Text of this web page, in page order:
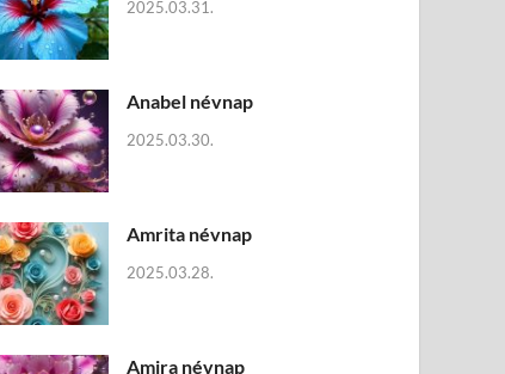
2025.03.31.
Anabel névnap
2025.03.30.
Amrita névnap
2025.03.28.
Amira névnap